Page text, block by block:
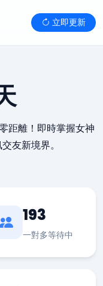
立即更新
距離！即時掌握女神
友新境界。
193
一對多等待中